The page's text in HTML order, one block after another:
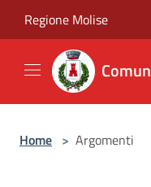
Regione Molise
Home > Argomenti